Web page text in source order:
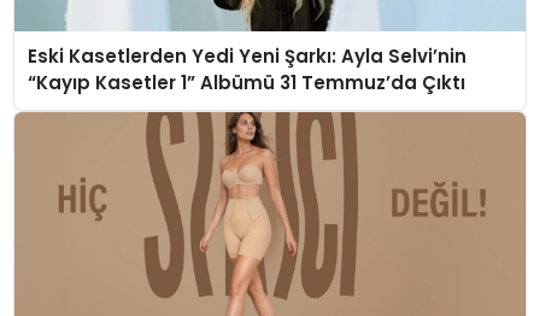
Eski Kasetlerden Yedi Yeni Şarkı: Ayla Selvi’nin
“Kayıp Kasetler 1” Albümü 31 Temmuz’da Çıktı